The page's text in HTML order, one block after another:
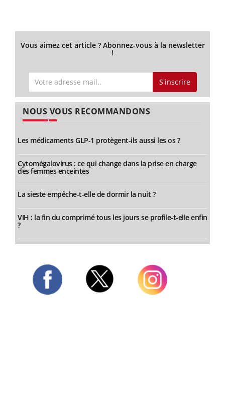
Vous aimez cet article ? Abonnez-vous à la newsletter
!
S'inscrire
NOUS VOUS RECOMMANDONS
Les médicaments GLP-1 protègent-ils aussi les os ?
Cytomégalovirus : ce qui change dans la prise en charge
des femmes enceintes
La sieste empêche-t-elle de dormir la nuit ?
VIH : la fin du comprimé tous les jours se profile-t-elle enfin
?